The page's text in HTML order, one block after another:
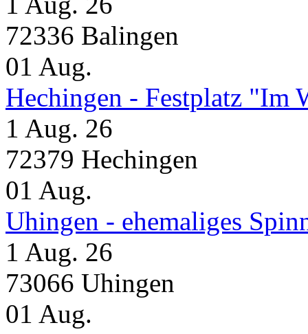
72336 Balingen
01 Aug.
Hechingen - Festplatz "Im
1 Aug. 26
72379 Hechingen
01 Aug.
Uhingen - ehemaliges
1 Aug. 26
73066 Uhingen
01 Aug.